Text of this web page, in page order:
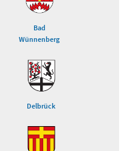
Bad
Wünnenberg
Delbrück